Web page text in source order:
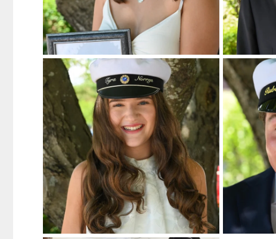
Likt bubblorna i ett champagneglas sprider du
209 4
Du tar dig an